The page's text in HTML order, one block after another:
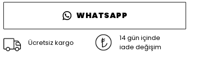
WHATSAPP
Ücretsiz kargo
14 gün içinde
iade değişim